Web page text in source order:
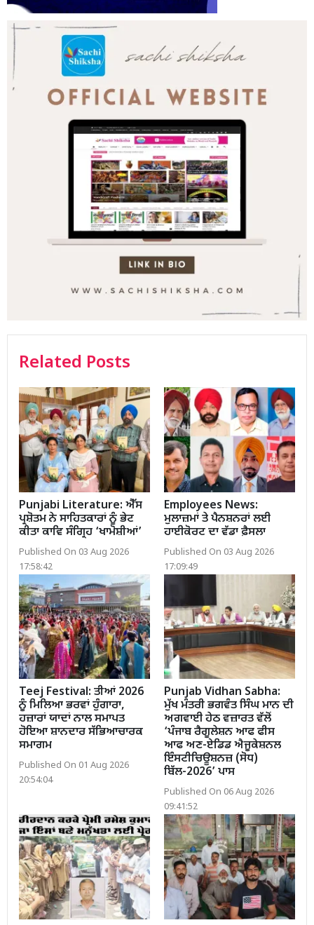
Related Posts
Punjabi Literature: ਐੱਸ
ਪ੍ਰਸ਼ੋਤਮ ਨੇ ਸਾਹਿਤਕਾਰਾਂ ਨੂੰ ਭੇਟ
ਕੀਤਾ ਕਾਵਿ ਸੰਗ੍ਰਿਹ ‘ਖਾਮੋਸ਼ੀਆਂ’
Published On 03 Aug 2026
17:58:42
Employees News:
ਮੁਲਾਜ਼ਮਾਂ ਤੇ ਪੈਨਸ਼ਨਰਾਂ ਲਈ
ਹਾਈਕੋਰਟ ਦਾ ਵੱਡਾ ਫ਼ੈਸਲਾ
Published On 03 Aug 2026
17:09:49
Teej Festival: ਤੀਆਂ 2026
ਨੂੰ ਮਿਲਿਆ ਭਰਵਾਂ ਹੁੰਗਾਰਾ,
ਹਜ਼ਾਰਾਂ ਯਾਦਾਂ ਨਾਲ ਸਮਾਪਤ
ਹੋਇਆ ਸ਼ਾਨਦਾਰ ਸੱਭਿਆਚਾਰਕ
ਸਮਾਗਮ
Published On 01 Aug 2026
20:54:04
Punjab Vidhan Sabha:
ਮੁੱਖ ਮੰਤਰੀ ਭਗਵੰਤ ਸਿੰਘ ਮਾਨ ਦੀ
ਅਗਵਾਈ ਹੇਠ ਵਜ਼ਾਰਤ ਵੱਲੋਂ
‘ਪੰਜਾਬ ਰੈਗੂਲੇਸ਼ਨ ਆਫ ਫੀਸ
ਆਫ ਅਣ-ਏਡਿਡ ਐਜੂਕੇਸ਼ਨਲ
ਇੰਸਟੀਚਿਊਸ਼ਨਜ਼ (ਸੋਧ)
ਬਿੱਲ-2026’ ਪਾਸ
Published On 06 Aug 2026
09:41:52